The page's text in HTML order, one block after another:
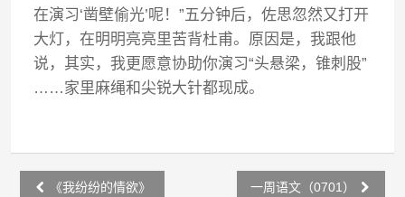
在演习‘凿壁偷光’呢！”五分钟后，佐思忽然又打开
大灯，在明明亮亮里苦背杜甫。原因是，我跟他
说，其实，我更愿意协助你演习“头悬梁，锥刺股”
……家里麻绳和尖锐大针都现成。
Post《我纷纷的情欲》 一周语文（0701）